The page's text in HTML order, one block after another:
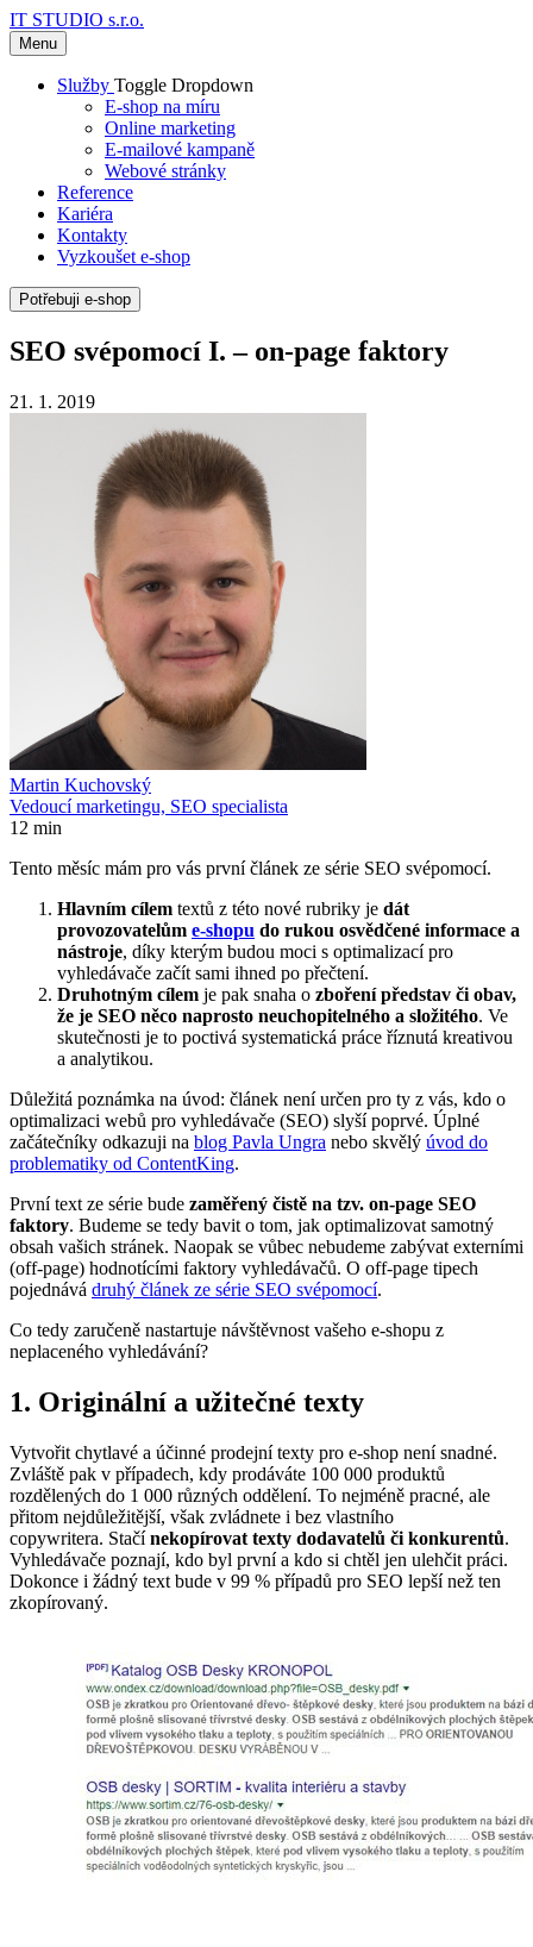
IT STUDIO s.r.o.
Menu
Služby Toggle Dropdown
E-shop na míru
Online marketing
E-mailové kampaně
Webové stránky
Reference
Kariéra
Kontakty
Vyzkoušet e-shop
Potřebuji e-shop
SEO svépomocí I. – on-page faktory
21. 1. 2019
Martin Kuchovský
Vedoucí marketingu, SEO specialista
12 min
Tento měsíc mám pro vás první článek ze série SEO svépomocí.
Hlavním cílem textů z této nové rubriky je dát
provozovatelům e-shopu do rukou osvědčené informace a
nástroje, díky kterým budou moci s optimalizací pro
vyhledávače začít sami ihned po přečtení.
Druhotným cílem je pak snaha o zboření představ či obav,
že je SEO něco naprosto neuchopitelného a složitého. Ve
skutečnosti je to poctivá systematická práce říznutá kreativou
a analytikou.
Důležitá poznámka na úvod: článek není určen pro ty z vás, kdo o
optimalizaci webů pro vyhledávače (SEO) slyší poprvé. Úplné
začátečníky odkazuji na blog Pavla Ungra nebo skvělý úvod do
problematiky od ContentKing.
První text ze série bude zaměřený čistě na tzv. on-page SEO
faktory. Budeme se tedy bavit o tom, jak optimalizovat samotný
obsah vašich stránek. Naopak se vůbec nebudeme zabývat externími
(off-page) hodnotícími faktory vyhledávačů. O off-page tipech
pojednává druhý článek ze série SEO svépomocí.
Co tedy zaručeně nastartuje návštěvnost vašeho e-shopu z
neplaceného vyhledávání?
1. Originální a užitečné texty
Vytvořit chytlavé a účinné prodejní texty pro e-shop není snadné.
Zvláště pak v případech, kdy prodáváte 100 000 produktů
rozdělených do 1 000 různých oddělení. To nejméně pracné, ale
přitom nejdůležitější, však zvládnete i bez vlastního
copywritera. Stačínekopírovat texty dodavatelů či konkurentů.
Vyhledávače poznají, kdo byl první a kdo si chtěl jen ulehčit práci.
Dokonce i žádný text bude v 99 % případů pro SEO lepší než ten
zkopírovaný.